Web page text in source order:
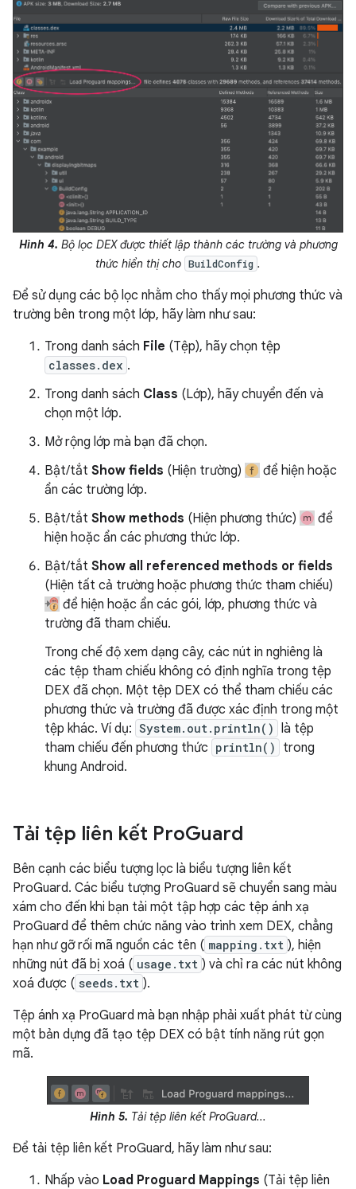
Hình 4. Bộ lọc DEX được thiết lập thành các trường và phương
thức hiển thị cho BuildConfig .
Để sử dụng các bộ lọc nhằm cho thấy mọi phương thức và
trường bên trong một lớp, hãy làm như sau:
Trong danh sách File (Tệp), hãy chọn tệp
classes.dex .
Trong danh sách Class (Lớp), hãy chuyển đến và
chọn một lớp.
Mở rộng lớp mà bạn đã chọn.
Bật/tắt Show fields (Hiện trường)
để hiện hoặc
ẩn các trường lớp.
Bật/tắt Show methods (Hiện phương thức)
để
hiện hoặc ẩn các phương thức lớp.
Bật/tắt Show all referenced methods or fields
(Hiện tất cả trường hoặc phương thức tham chiếu)
để hiện hoặc ẩn các gói, lớp, phương thức và
trường đã tham chiếu.
Trong chế độ xem dạng cây, các nút in nghiêng là
các tệp tham chiếu không có định nghĩa trong tệp
DEX đã chọn. Một tệp DEX có thể tham chiếu các
phương thức và trường đã được xác định trong một
tệp khác. Ví dụ: System.out.println() là tệp
tham chiếu đến phương thức println()
trong
khung Android.
Tải tệp liên kết ProGuard
Bên cạnh các biểu tượng lọc là biểu tượng liên kết
ProGuard. Các biểu tượng ProGuard sẽ chuyển sang màu
xám cho đến khi bạn tải một tập hợp các tệp ánh xạ
ProGuard để thêm chức năng vào trình xem DEX, chẳng
hạn như gỡ rối mã nguồn các tên ( mapping.txt ), hiện
những nút đã bị xoá ( usage.txt ) và chỉ ra các nút không
xoá được ( seeds.txt ).
Tệp ánh xạ ProGuard mà bạn nhập phải xuất phát từ cùng
một bản dựng đã tạo tệp DEX có bật tính năng rút gọn
mã.
Hình 5. Tải tệp liên kết ProGuard...
Để tải tệp liên kết ProGuard, hãy làm như sau:
Nhấp vào Load Proguard Mappings (Tải tệp liên